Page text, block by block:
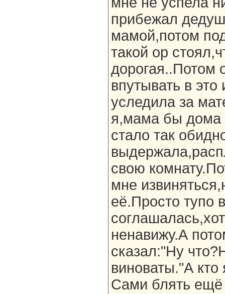
прибежал
мамой,потом
такой ор
дорогая..Потом
впутывать в это
уследила за
я,мама бы дома
стало так
свою
мне
её.Просто тупо
ненавижу.А
сказал:"Ну
виноваты."А кто
Сами блять ещё